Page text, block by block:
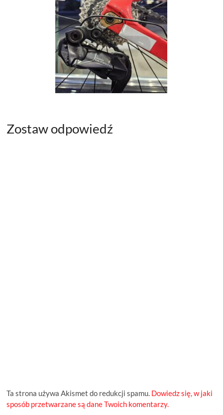
Zostaw odpowiedź
Ta strona używa Akismet do redukcji spamu. Dowiedz się, w jaki
sposób przetwarzane są dane Twoich komentarzy.